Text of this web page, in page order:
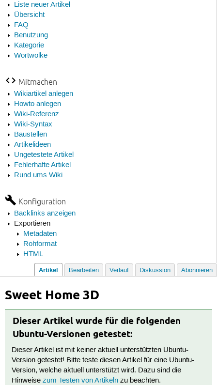
Liste neuer Artikel
Übersicht
FAQ
Benutzung
Kategorie
Wortwolke
Mitmachen
Wikiartikel anlegen
Howto anlegen
Wiki-Referenz
Wiki-Syntax
Baustellen
Artikelideen
Ungetestete Artikel
Fehlerhafte Artikel
Rund ums Wiki
Konfiguration
Backlinks anzeigen
Exportieren
Metadaten
Rohformat
HTML
Artikel Bearbeiten Verlauf Diskussion Abonnieren
Sweet Home 3D
Dieser Artikel wurde für die folgenden
Ubuntu-Versionen getestet:
Dieser Artikel ist mit keiner aktuell unterstützten Ubuntu-
Version getestet! Bitte teste diesen Artikel für eine Ubuntu-
Version, welche aktuell unterstützt wird. Dazu sind die
Hinweisezum Testen von Artikeln zu beachten.